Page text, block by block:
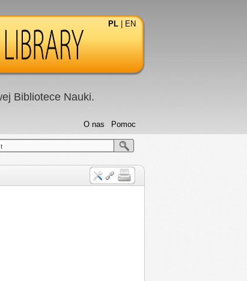
PL EN
Bibliotece Nauki.
Pomoc
O nas